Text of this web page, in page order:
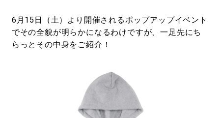
6月15日（土）より開催されるポップアップイベント
でその全貌が明らかになるわけですが、一足先にち
らっとその中身をご紹介！